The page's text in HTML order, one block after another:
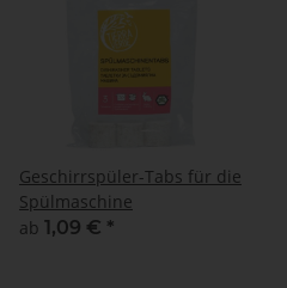
Geschirrspüler-Tabs für die
Spülmaschine
ab 1,09 € *